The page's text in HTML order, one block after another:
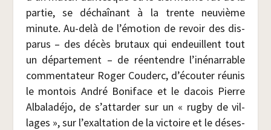
par­tie, se déchaî­nant à la trente neu­vième
minute. Au-delà de l’émotion de revoir des dis­
pa­rus – des décès bru­taux qui endeuillent tout
un dépar­te­ment – de réen­tendre l’inénarrable
com­men­ta­teur Roger Cou­derc, d’écouter réunis
le mon­tois André Boni­face et le dacois Pierre
Alba­la­dé­jo, de s’attarder sur un « rug­by de vil­
lages », sur l’exaltation de la vic­toire et le déses­